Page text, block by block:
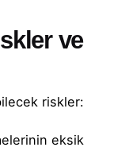
ve
riskler:
eksik